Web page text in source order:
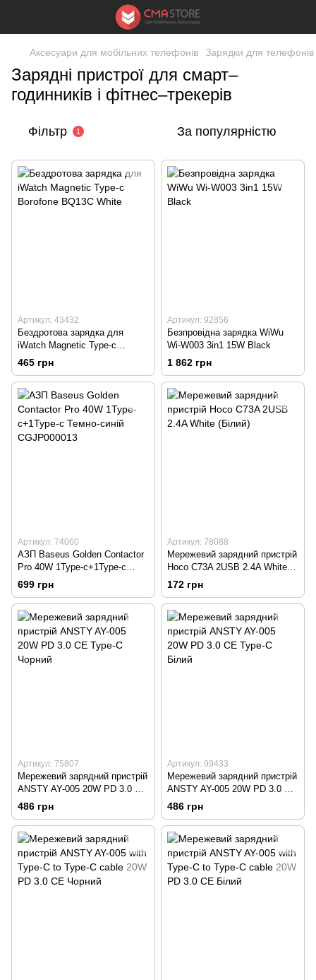
Аксесуари для мобільних телефонів Зарядки для телефонів
Зарядні пристрої для смарт–
годинників і фітнес–трекерів
Фільтр 1 За популярністю
Артикул: 43432
Бездротова зарядка для
iWatch Magnetic Type-c
Borofone BQ13C White
465 грн
Артикул: 92856
Безпровідна зарядка WiWu
Wi-W003 3in1 15W Black
1 862 грн
Артикул: 74060
АЗП Baseus Golden Contactor
Pro 40W 1Type-c+1Type-c
Темно-синій CGJP000013
699 грн
Артикул: 78088
Мережевий зарядний пристрій
Hoco C73A 2USB 2.4A White
(Білий)
172 грн
Артикул: 75807
Мережевий зарядний пристрій
ANSTY AY-005 20W PD 3.0 CE
Type-C Чорний
486 грн
Артикул: 99433
Мережевий зарядний пристрій
ANSTY AY-005 20W PD 3.0 CE
Type-C Білий
486 грн